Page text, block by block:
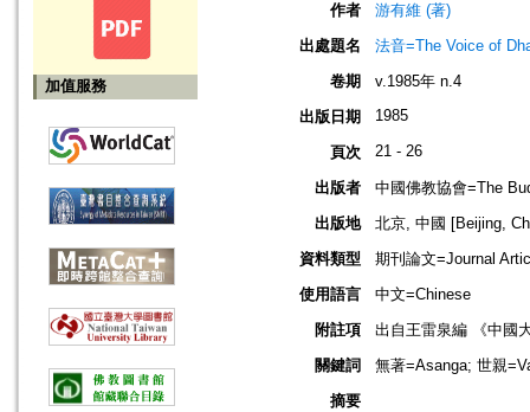
加值服務
作者
游有維 (著)
出處題名
法音=The Voice of
卷期
v.1985年 n.4
出版日期
1985
頁次 21 - 26
出版者
中國佛教協會=The
出版地
北京, 中國 [Beijing,
資料類型
期刊論文=Journal
使用語言
中文=Chinese
附註項
出自王雷泉編 《中國
關鍵詞
無著=Asanga; 世親
摘要